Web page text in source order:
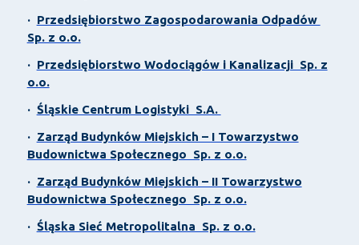
· Przedsiębiorstwo Zagospodarowania Odpadów
Sp. z o.o.
· Przedsiębiorstwo Wodociągów i Kanalizacji Sp. z
o.o.
· Śląskie Centrum Logistyki S.A.
· Zarząd Budynków Miejskich – I Towarzystwo
Budownictwa Społecznego Sp. z o.o.
· Zarząd Budynków Miejskich – II Towarzystwo
Budownictwa Społecznego Sp. z o.o.
· Śląska Sieć Metropolitalna Sp. z o.o.